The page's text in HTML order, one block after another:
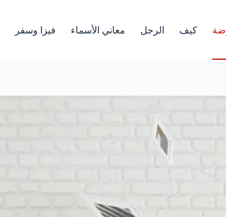
كيف الرجل معاني الأسماء فيزا وسفر